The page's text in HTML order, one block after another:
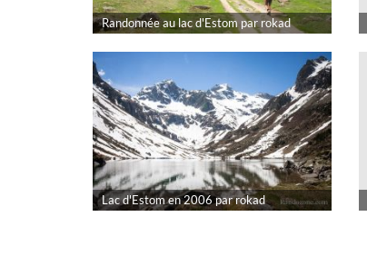
Randonnée au lac d'Estom par rokad
Lac d'Estom en 2006 par rokad